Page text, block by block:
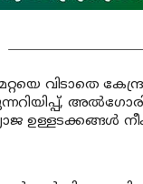
വിടാതെ
ഉള്ളടക്കങ്ങൾ